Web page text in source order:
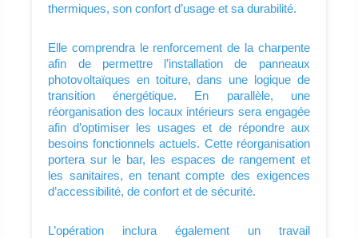
thermiques, son confort d’usage et sa durabilité.
Elle comprendra le renforcement de la charpente
afin de permettre l’installation de panneaux
photovoltaïques en toiture, dans une logique de
transition énergétique. En parallèle, une
réorganisation des locaux intérieurs sera engagée
afin d’optimiser les usages et de répondre aux
besoins fonctionnels actuels. Cette réorganisation
portera sur le bar, les espaces de rangement et
les sanitaires, en tenant compte des exigences
d’accessibilité, de confort et de sécurité.
L’opération inclura également un travail